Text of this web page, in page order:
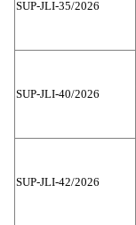
SUP-JLI-35/2026
SUP-JLI-40/2026
SUP-JLI-42/2026